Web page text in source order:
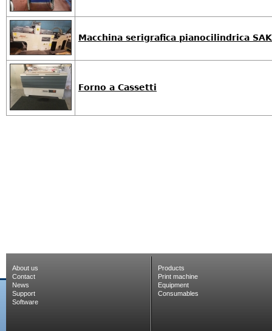
Macchina serigrafica pianocilindrica
Forno a Cassetti
About us
Contact
News
Support
Software
Products
Print machine
Equipment
Consumables